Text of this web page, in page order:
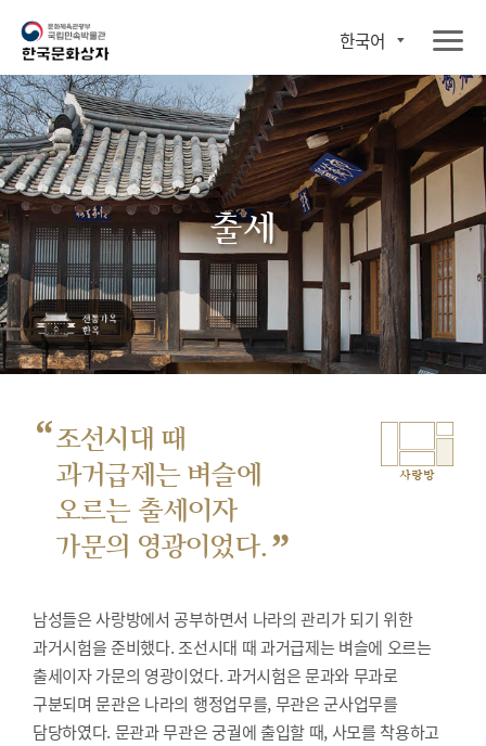
한국어
출세
“조선시대 때
과거급제는 벼슬에
오르는 출세이자
가문의 영광이었다. ”
사랑방
남성들은 사랑방에서 공부하면서 나라의 관리가 되기 위한
과거시험을 준비했다.조선시대 때 과거급제는 벼슬에 오르는
출세이자 가문의 영광이었다. 과거시험은 문과와 무과로
구분되며 문관은 나라의 행정업무를, 무관은 군사업무를
담당하였다. 문관과 무관은 궁궐에 출입할 때, 사모를 착용하고